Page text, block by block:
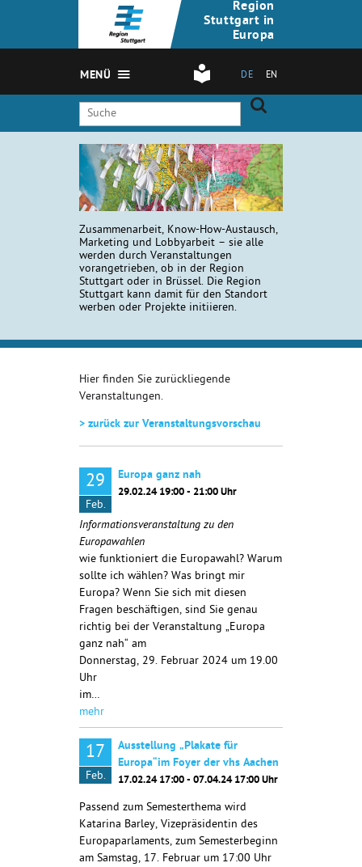
Region
Stuttgart in
Europa
DE EN
MENÜ
Zusammenarbeit, Know-How-Austausch,
Marketing und Lobbyarbeit – sie alle
werden durch Veranstaltungen
vorangetrieben, ob in der Region
Stuttgart oder in Brüssel. Die Region
Stuttgart kann damit für den Standort
werben oder Projekte initiieren.
Hier finden Sie zurückliegende
Veranstaltungen.
> zurück zur Veranstaltungsvorschau
29
Feb.
Europa ganz nah
29.02.24 19:00 - 21:00 Uhr
Informationsveranstaltung zu den
Europawahlen
wie funktioniert die Europawahl? Warum
sollte ich wählen? Was bringt mir
Europa? Wenn Sie sich mit diesen
Fragen beschäftigen, sind Sie genau
richtig bei der Veranstaltung „Europa
ganz nah“ am
Donnerstag, 29. Februar 2024 um 19.00
Uhr
im…
mehr
17
Feb.
Ausstellung „Plakate für
Europa“im Foyer der vhs Aachen
17.02.24 17:00 - 07.04.24 17:00 Uhr
Passend zum Semesterthema wird
Katarina Barley, Vizepräsidentin des
Europaparlaments, zum Semesterbeginn
am Samstag, 17. Februar um 17:00 Uhr